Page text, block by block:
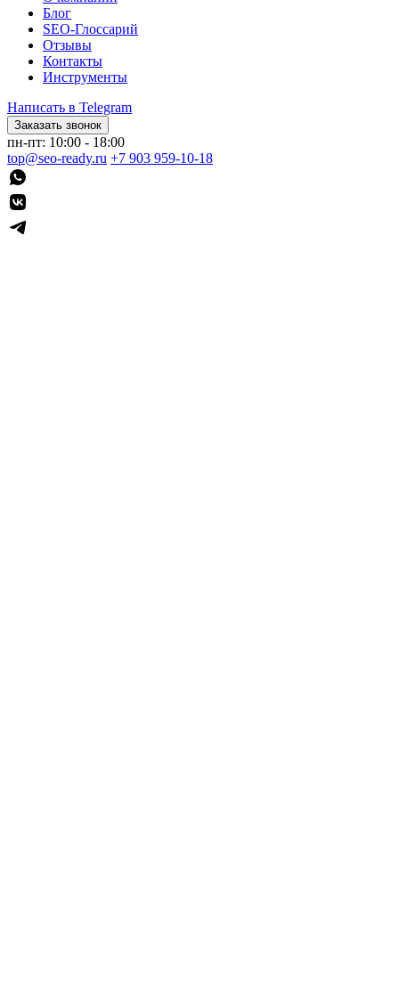
Блог
SEO-Глоссарий
Отзывы
Контакты
Инструменты
Написать в Telegram
Заказать звонок
пн-пт: 10:00 - 18:00
top@seo-ready.ru +7 903 959-10-18